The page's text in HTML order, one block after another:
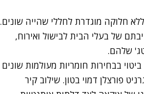
חלוקה מוגדרת לחללי שהייה שונים.
של בעלי הבית לבישול ואירוח,
שלהם.
בבחירות חומריות מעולמות שונים
פורצלן דמוי בטון. שילוב קיר